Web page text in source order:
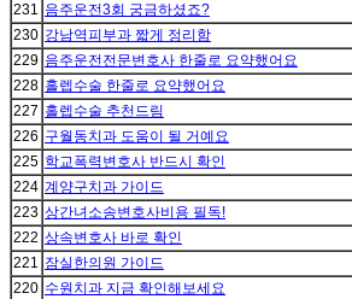
231 음주운전3회 궁금하셨죠?
230 강남역피부과 짧게 정리함
229 음주운전전문변호사 한줄로 요약했어요
228 홀렙수술 한줄로 요약했어요
227 홀렙수술 추천드림
226 구월동치과 도움이 될 거예요
225 학교폭력변호사 반드시 확인
224 계양구치과 가이드
223 상간녀소송변호사비용 필독!
222 상속변호사 바로 확인
221 잠실한의원 가이드
220 수원치과 지금 확인해보세요